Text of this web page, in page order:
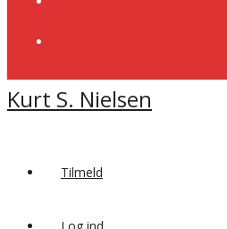
Kurt S. Nielsen
Tilmeld